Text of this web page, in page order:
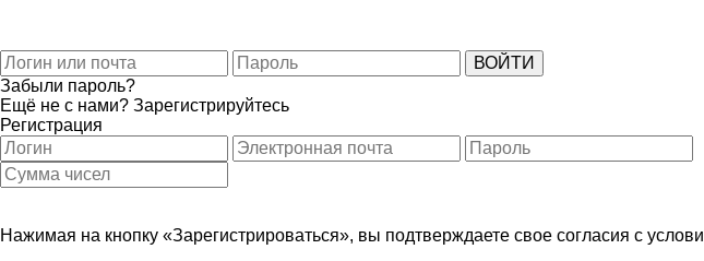
Забыли пароль?
Ещё не с нами? Зарегистрируйтесь
Регистрация
Нажимая на кнопку «Зарегистрироваться», вы подтверждаете свое согласия с